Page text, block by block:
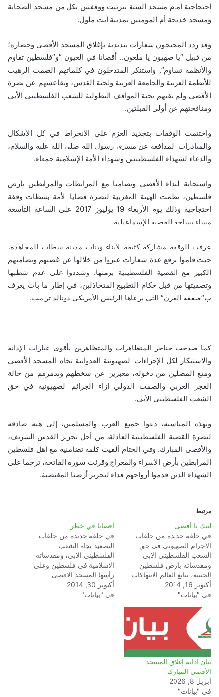
احتجاجية أمام مسجد السنة بتزنيت ووقفتين بكل من مسجد الصحابة
ومسجد خديجة أم المؤمنين بمدينة أيت ملول.
وقد ردد المحتجون شعارات تنديدية بإغلاق المسجد الأقصى وحصاره؛
من قبيل “يا صهيون يا ملعون.. أقصانا في العيون ”و”فلسطين تقاوم
والأنظمة تساوم”. واستنكر المتدخلون في كلماتهم الصمت الرهيب
للأنظمة العربية والجامعة العربية ولجنة القدس، وتقاعسهم عن نصرة
الأقصى ولم يفتهم تحية المواقف البطولية للشعب الفلسطيني الأبي
ومنافحتهم عن أولى القبلتين.
واختتمت الوقفات بتجديد العزم على الانخراط في كل الأشكال
والمبادرات المدافعة عن مسرى رسول الله صلى الله عليه والسلام،
والدعاء لشهداء الفلسطينيين وشهداء الأمة الإسلامية جمعاء.
واستجابة لنداء الأقصى وتضامنا مع المرابطات والمرابطين بأرض
فلسطين، نظمت الهيئة المغربية لنصرة قضايا الأمة بسطات وقفة
احتجاجية وذلك يوم الأربعاء 19 يوليوز 2017 على الساعة التاسعة
مساء بساحة القصبة الإسماعيلية.
عرفت الوقفة مشاركة كثيفة لأبناء وبنات مدينة سطات المجاهدة،
حيث قاموا برفع عدة شعارات عبروا من خلالها عن غضبهم وتضامنهم
الكبير مع القضية الفلسطينية برمتها. وشددوا على عدم شطبها
وتصفيتها من قبل حكام التطبيع المتخاذلين، في إطار ما بات يعرف
ب”صفقة القرن” التي يرعاها الرئيس الأمريكي دونالد ترامب.
كما صدحت حناجر المتظاهرات والمتظاهرين بأقوى عبارات الإدانة
والاستنكار لكل الإجراءات الصهيونية العدوانية تجاه المسجد الأقصى
ومنع المصلين من دخوله، معبرين عن سخطهم وتذمرهم من حالة
العجز العربي والصمت الدولي إزاء الجرائم الصهيونية في حق
الشعب الفلسطيني الأبي.
وبهذه المناسبة، دعوا جميع العرب والمسلمين، إلى هبة صادقة
لنصرة القضية الفلسطينية العادلة، من أجل تحرير القدس الشريف،
والأقصى المبارك. وفي الختام ألقيت كلمة تضامنية مع أهل فلسطين
المرابطين بأرض الإسراء والمعراج وقرئت سورة الفاتحة، ترحما على
الشهداء الذين قدموا أرواحهم فداء لتحرير أرضنا المغتصبة.
مرتبط
لبيك يا أقصى
في حلقة جديدة من حلقات
الاجرام الصهيوني في حق
الشعب الفلسطيني الابي
ومقدساته بارض فلسطين
الحبيبة، يتابع العالم الانتهاكات
الخطيرة التي يتعرض لها
المسجد الاقصى من طرف
وقوات الاحتلال في الآونة
الاخيرة . لقد تابعت الهيئة
المغربية لنصرة قضايا الامة
بقلق كبير الأحداث الإجرامية
أكتوبر 16, 2014
في "بيانات"
أقصانا في خطر
في حلقة جديدة من حلقات
التصعيد تجاه الشعب
الفلسطيني الابي، ومقدساته
الاسلامية في فلسطين وعلى
رأسها المسجد الاقصى
المبارك، وبعد الاقتحامات
المتكررة التي قام بها جيش
أكتوبر 30, 2014
في "بيانات"
بيان إدانة إغلاق المسجد
الأقصى المبارك
أبريل 8, 2026
في "بيانات"